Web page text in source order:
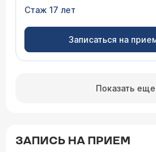
Стаж 17 лет
Записаться на
Показать еще
ЗАПИСЬ НА ПРИЕМ